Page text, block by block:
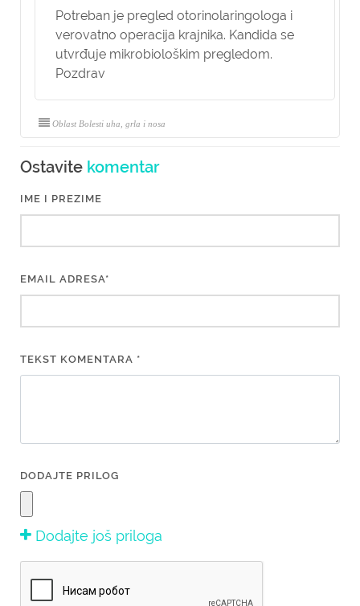
Potreban je pregled otorinolaringologa i
verovatno operacija krajnika. Kandida se
utvrđuje mikrobiološkim pregledom.
Pozdrav
Oblast Bolesti uha, grla i nosa
Ostavite komentar
IME I PREZIME
EMAIL ADRESA*
TEKST KOMENTARA *
DODAJTE PRILOG
Dodajte još priloga